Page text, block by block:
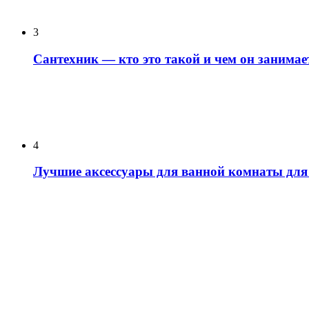
3
Сантехник — кто это такой и чем он
4
Лучшие аксессуары для ванной комнаты